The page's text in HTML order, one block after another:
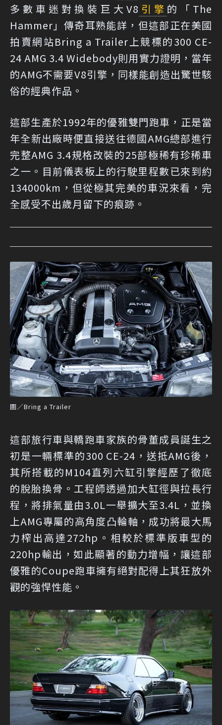
多數車迷對換裝巨大V8 引擎 的「The
Hammer」傳奇耳熟能詳，但這部正在美國
拍賣網站Bring a Trailer上競標的300 CE-
24 AMG 3.4 Widebody則用實力證明，當年
的AMG不需要V8引擎，同樣能創造出驚世駭
俗的經典作品。
這部生產於1992年的優雅雙門跑車，正是當
年全新出廠時便直接送往德國AMG總部進行
完整AMG 3.4規格改裝的25部極稀有珍稀車
之一。目前儀表板上的行駛里程數已來到約
134000km，但從極其完美的車況來看，完
全感受不出歲月留下的痕跡。
圖／Bring a Trailer
這部旅行車與轎跑車家族的骨董成員誕生之
初是一輛標準的300 CE-24，送抵AMG後，
其所搭載的M104直列六缸引擎經歷了徹底
的脫胎換骨。工程師透過加大缸徑與拉長行
程，將排氣量由3.0L一舉擴大至3.4L，並換
上AMG專屬的高角度凸輪軸，成功將最大馬
力榨出高達272hp。相較於標準版車型的
220hp輸出，如此顯著的動力增幅，讓這部
優雅的Coupe跑車擁有絕對配得上其狂放外
觀的強悍性能。